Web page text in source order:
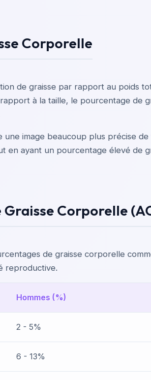
Corporelle
de graisse par rapport au poids
à la taille, le pourcentage de
image beaucoup plus précise
en ayant un pourcentage élevé de
Corporelle
de graisse corporelle
reproductive.
Hommes (%)
2 - 5%
6 - 13%